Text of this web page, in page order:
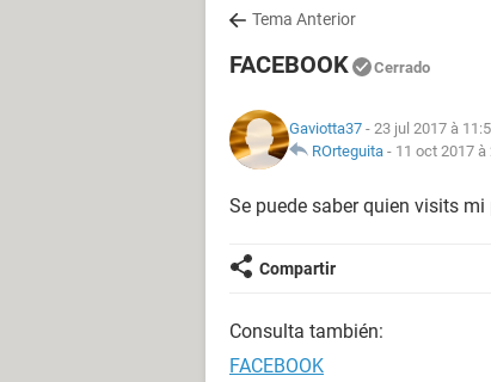
Tema Anterior
FACEBOOK Cerrado
Gaviotta37 - 23 jul 2017 à
ROrteguita - 11 oct 2017 à
Se puede saber quien visits
Compartir
Consulta también:
FACEBOOK